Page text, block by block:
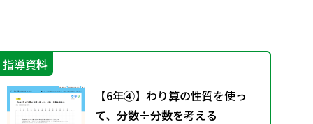
指導資料
【6年④】わり算の性質を使っ
て、分数÷分数を考える